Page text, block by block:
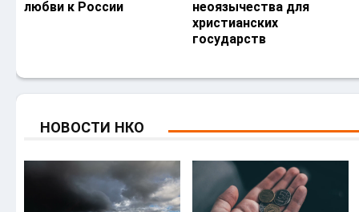
любви к России
неоязычества для
христианских
государств
НОВОСТИ НКО